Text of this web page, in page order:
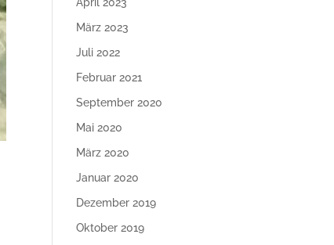
März 2023
Juli 2022
Februar 2021
September 2020
Mai 2020
März 2020
Januar 2020
Dezember 2019
Oktober 2019